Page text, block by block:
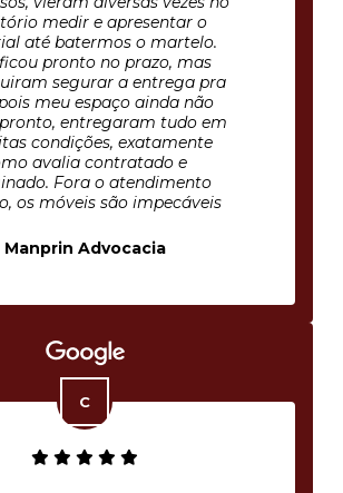
medir e apresentar o
até batermos o martelo.
pronto no prazo, mas
segurar a entrega pra
meu espaço ainda não
entregaram tudo em
condições, exatamente
avalia contratado e
Fora o atendimento
os móveis são impecáveis
Manprin Advocacia